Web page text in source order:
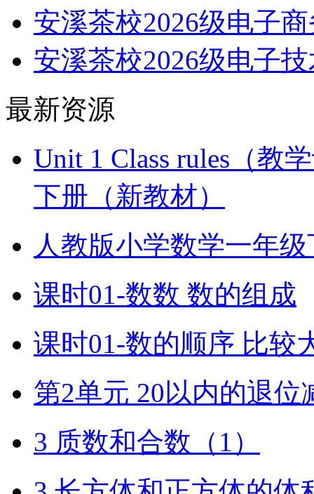
安溪茶校2026级电子
安溪茶校2026级电子
最新资源
Unit 1 Class rules（教
下册（新教材）
人教版小学数学一年
课时01-数数 数的组成
课时01-数的顺序 比较
第2单元 20以内的退位
3 质数和合数（1）